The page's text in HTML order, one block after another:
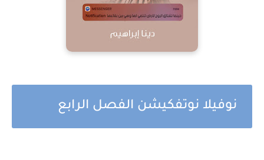
نوفيلا نوتفكيشن الفصل الرابع